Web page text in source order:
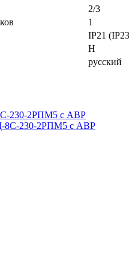
2/3
1
IP21
H
русский
230-2РПМ5 с АВР